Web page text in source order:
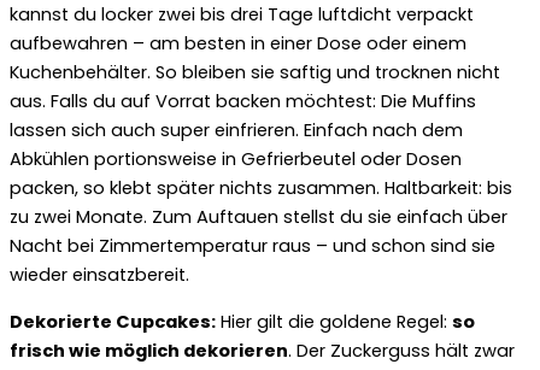
kannst du locker zwei bis drei Tage luftdicht verpackt
aufbewahren – am besten in einer Dose oder einem
Kuchenbehälter. So bleiben sie saftig und trocknen nicht
aus. Falls du auf Vorrat backen möchtest: Die Muffins
lassen sich auch super einfrieren. Einfach nach dem
Abkühlen portionsweise in Gefrierbeutel oder Dosen
packen, so klebt später nichts zusammen. Haltbarkeit: bis
zu zwei Monate. Zum Auftauen stellst du sie einfach über
Nacht bei Zimmertemperatur raus – und schon sind sie
wieder einsatzbereit.
Dekorierte Cupcakes: Hier gilt die goldene Regel: so
frisch wie möglich dekorieren. Der Zuckerguss hält zwar